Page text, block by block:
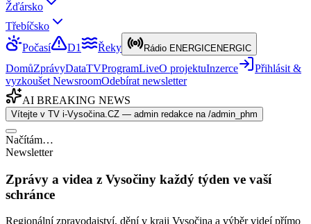
Žďársko
Třebíčsko
Počasí
D1 Řeky Rádio ENERGICENERGIC
DomůZprávyDataTVProgramLiveO projektuInzerce
Přihlásit &
vyzkoušet NewsroomOdebírat newsletter
AI BREAKING NEWS
Vítejte v TV i-Vysočina.CZ — admin redakce na /admin_phm
Načítám…
Newsletter
Zprávy a videa z Vysočiny každý týden ve vaší
schránce
Regionální zpravodajství, dění v kraji Vysočina a výběr videí přímo